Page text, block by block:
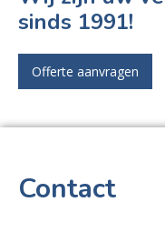
sinds 1991!
Offerte aanvragen
Contact